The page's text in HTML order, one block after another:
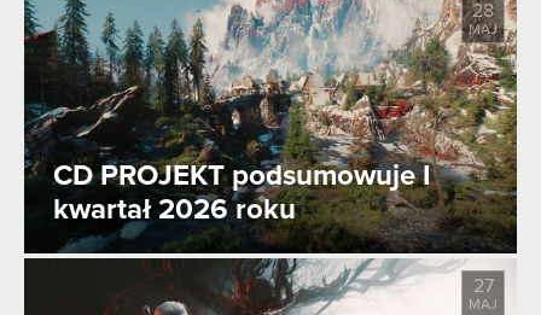
CD PROJEKT podsumowuje I
kwartał 2026 roku
28
MAJ
27
MAJ